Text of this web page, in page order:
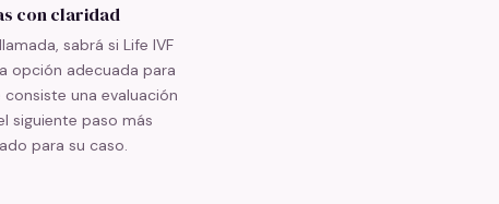
con claridad
sabrá si Life IVF
opción adecuada para
una evaluación
siguiente paso más
para su caso.